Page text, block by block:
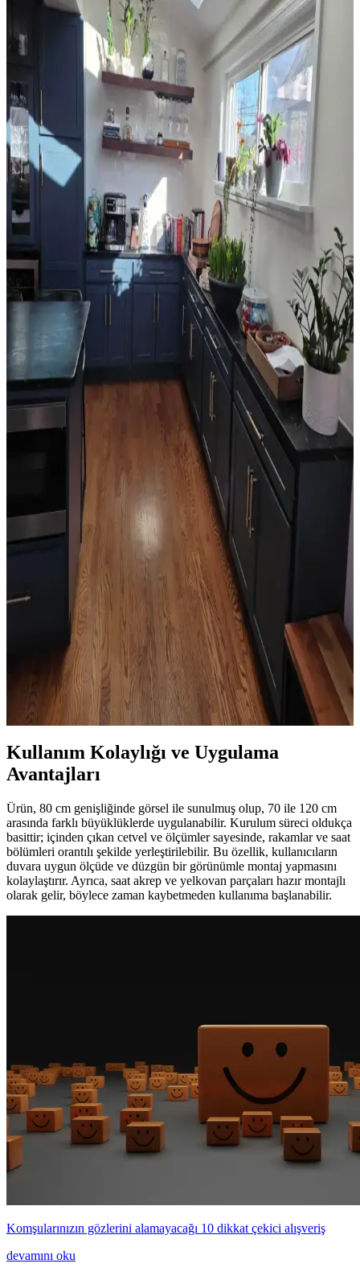
Sherwin Williams Cream & Sugar Duvar Rengine
Uyumlu Perde Seçimi ve Ton Çakışması Önleme
Yöntemleri
Sherwin Williams Cream & Sugar duvar rengine sahip odalarda
perde seçimi, halı ve dekorasyonla uyumlu tonlarda yapılmalı. Pinch
pleat model perdeler estetik görünüm sağlar ve ton çakışmasını
önler.
Ev Satışında Valance Kullanımı ve Pencere
Dekorasyonunun Mekana Etkileri
Ev satışında valance kullanımı, pencere görünümünü yumuşatırken
mekana renk ve doku katar. Ancak yanlış kullanım mekanda görsel
karmaşa yaratabilir ve ışık alımını kısıtlayabilir.
Orta 2000'ler Sarı Tonları: Mekanlarda Doğru
Renk Seçimi ve Uyum Analizi
Orta 2000'ler sarı tonları, doğru kombinasyonlarla mekanlara
sıcaklık katabilir. Ancak uyumsuz kullanımlarda eski moda ve
sıradan bir görünüm ortaya çıkabilir. Renk seçimi mekanın diğer
unsurlarıyla dengelenmeli.
Salon Duvar Düzenlemesinde Raf Kullanımı ve
Estetik Dengenin Sağlanması
Salon duvarlarında rafların simetrik yerleşimi, aksesuar seçimi ve
mobilya düzeni mekânın estetik ve fonksiyonel dengesini sağlar.
Doğru duvar rengi ve sanat eserleriyle ferah bir atmosfer oluşturulur.
Oda Düzenlemesinde Boş Alanların Fonksiyonel ve
Estetik Değerlendirme Yöntemleri
Oda düzenlemesinde boş alanların bitkiler, aynalar, raflar ve sanat
eserleriyle değerlendirilmesi yaşam kalitesini artırır. Doğru
yerleştirme ile fonksiyonel ve estetik mekanlar oluşturulur.
Mutfak Köşesini Fonksiyonel ve Estetik Hale
Getirme Pratik Düzenleme Yöntemleri
Mutfak köşenizi düzenlerken gereksiz eşyalardan kurtulmak,
bitkileri doğru konumlandırmak ve askı sistemleri kullanmak
işlevsellik ve estetik sağlar. Alanı işlevsel gruplarla düzenlemek
önemlidir.
Kullanım Kolaylığı ve Uygulama
Avantajları
Ürün, 80 cm genişliğinde görsel ile sunulmuş olup, 70 ile 120 cm
arasında farklı büyüklüklerde uygulanabilir. Kurulum süreci oldukça
basittir; içinden çıkan cetvel ve ölçümler sayesinde, rakamlar ve saat
bölümleri orantılı şekilde yerleştirilebilir. Bu özellik, kullanıcıların
duvara uygun ölçüde ve düzgün bir görünümle montaj yapmasını
kolaylaştırır. Ayrıca, saat akrep ve yelkovan parçaları hazır montajlı
olarak gelir, böylece zaman kaybetmeden kullanıma başlanabilir.
Komşularınızın gözlerini alamayacağı 10 dikkat çekici alışveriş
devamını oku